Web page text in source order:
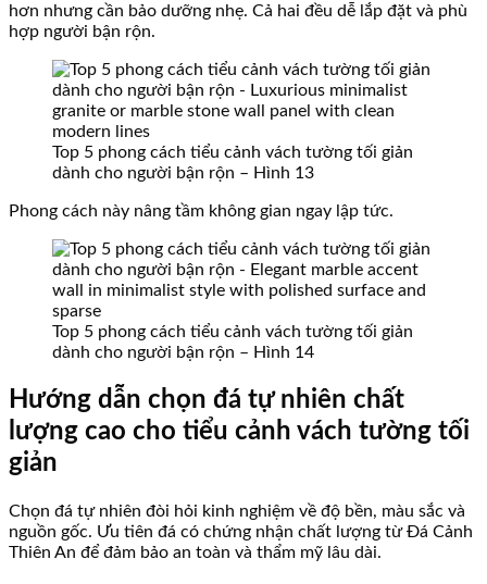
hơn nhưng cần bảo dưỡng nhẹ. Cả hai đều dễ lắp đặt và phù
hợp người bận rộn.
Top 5 phong cách tiểu cảnh vách tường tối giản
dành cho người bận rộn – Hình 13
Phong cách này nâng tầm không gian ngay lập tức.
Top 5 phong cách tiểu cảnh vách tường tối giản
dành cho người bận rộn – Hình 14
Hướng dẫn chọn đá tự nhiên chất
lượng cao cho tiểu cảnh vách tường tối
giản
Chọn đá tự nhiên đòi hỏi kinh nghiệm về độ bền, màu sắc và
nguồn gốc. Ưu tiên đá có chứng nhận chất lượng từ Đá Cảnh
Thiên An để đảm bảo an toàn và thẩm mỹ lâu dài.